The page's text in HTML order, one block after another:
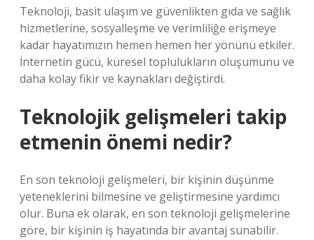
Teknoloji, basit ulaşım ve güvenlikten gıda ve sağlık
hizmetlerine, sosyalleşme ve verimliliğe erişmeye
kadar hayatımızın hemen hemen her yönünü etkiler.
İnternetin gücü, küresel toplulukların oluşumunu ve
daha kolay fikir ve kaynakları değiştirdi.
Teknolojik gelişmeleri takip
etmenin önemi nedir?
En son teknoloji gelişmeleri, bir kişinin düşünme
yeteneklerini bilmesine ve geliştirmesine yardımcı
olur. Buna ek olarak, en son teknoloji gelişmelerine
göre, bir kişinin iş hayatında bir avantaj sunabilir.